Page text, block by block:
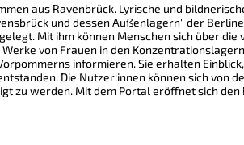
aus Ravenbrück. Lyrische und
und dessen Außenlagern" der
Mit ihm können Menschen sich über die
von Frauen in den
informieren. Sie erhalten
Die Nutzer:innen können sich von
zu werden. Mit dem Portal eröffnet sich den